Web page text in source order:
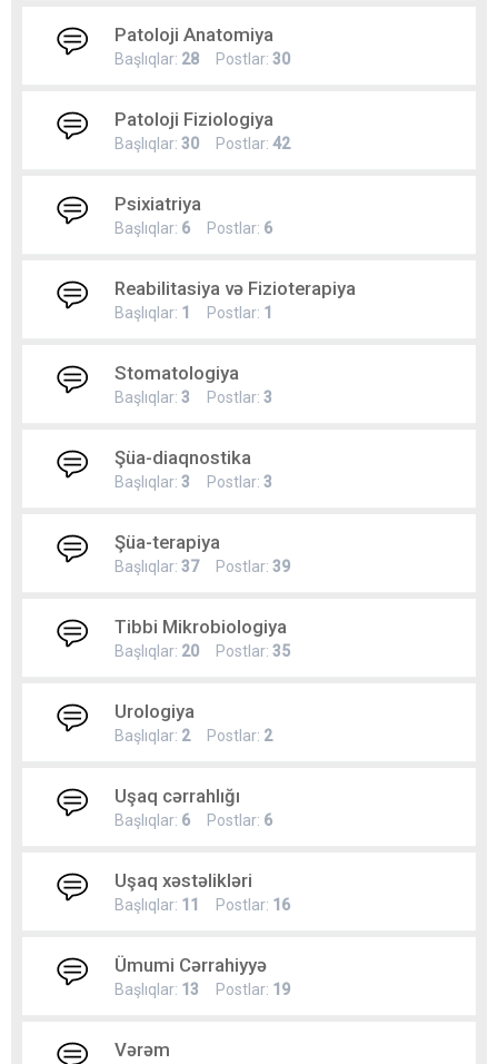
Patoloji Anatomiya
Başlıqlar: 28 Postlar: 30
Patoloji Fiziologiya
Başlıqlar: 30 Postlar: 42
Psixiatriya
Başlıqlar: 6 Postlar: 6
Reabilitasiya və Fizioterapiya
Başlıqlar: 1 Postlar: 1
Stomatologiya
Başlıqlar: 3 Postlar: 3
Şüa-diaqnostika
Başlıqlar: 3 Postlar: 3
Şüa-terapiya
Başlıqlar: 37Postlar: 39
Tibbi Mikrobiologiya
Başlıqlar: 20 Postlar: 35
Urologiya
Başlıqlar: 2Postlar: 2
Uşaq cərrahlığı
Başlıqlar: 6 Postlar: 6
Uşaq xəstəlikləri
Başlıqlar: 11 Postlar: 16
Ümumi Cərrahiyyə
Başlıqlar: 13 Postlar: 19
Vərəm